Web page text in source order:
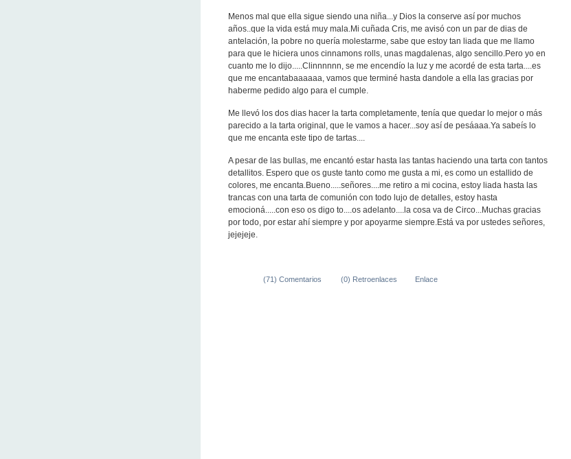
Menos mal que ella sigue siendo una niña...y Dios la conserve así por muchos
años..que la vida está muy mala.Mi cuñada Cris, me avisó con un par de dias de
antelación, la pobre no quería molestarme, sabe que estoy tan liada que me llamo
para que le hiciera unos cinnamons rolls, unas magdalenas, algo sencillo.Pero yo en
cuanto me lo dijo.....Clinnnnnn, se me encendío la luz y me acordé de esta tarta....es
que me encantabaaaaaa, vamos que terminé hasta dandole a ella las gracias por
haberme pedido algo para el cumple.
Me llevó los dos dias hacer la tarta completamente, tenía que quedar lo mejor o más
parecido a la tarta original, que le vamos a hacer...soy así de pesáaaa.Ya sabeís lo
que me encanta este tipo de tartas....
A pesar de las bullas, me encantó estar hasta las tantas haciendo una tarta con tantos
detallitos. Espero que os guste tanto como me gusta a mi, es como un estallido de
colores, me encanta.Bueno.....señores....me retiro a mi cocina, estoy liada hasta las
trancas con una tarta de comunión con todo lujo de detalles, estoy hasta
emocioná.....con eso os digo to....os adelanto....la cosa va de Circo...Muchas gracias
por todo, por estar ahí siempre y por apoyarme siempre.Está va por ustedes señores,
jejejeje.
(71) Comentarios (0) Retroenlaces Enlace